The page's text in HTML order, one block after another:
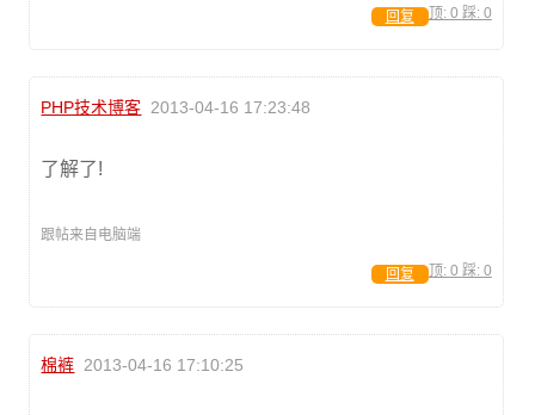
顶: 0 踩: 0
回复
PHP技术博客 2013-04-16 17:23:48
了解了!
跟帖来自电脑端
顶: 0 踩: 0
回复
棉裤 2013-04-16 17:10:25